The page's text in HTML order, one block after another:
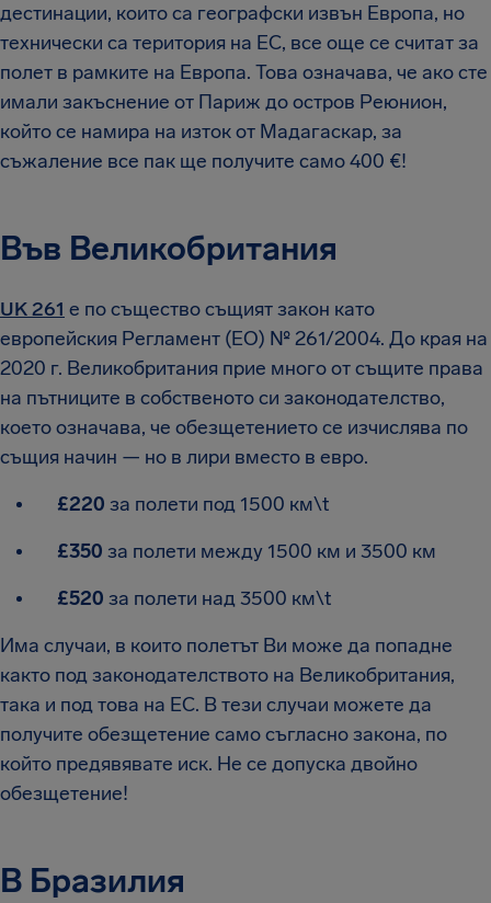
дестинации, които са географски извън Европа, но
технически са територия на ЕС, все още се считат за
полет в рамките на Европа. Това означава, че ако сте
имали закъснение от Париж до остров Реюнион,
който се намира на изток от Мадагаскар, за
съжаление все пак ще получите само 400 €!
Във Великобритания
UK 261 е по същество същият закон като
европейския Регламент (ЕО) № 261/2004. До края на
2020 г. Великобритания прие много от същите права
на пътниците в собственото си законодателство,
което означава, че обезщетението се изчислява по
същия начин — но в лири вместо в евро.
£220 за полети под 1500 км\t
£350 за полети между 1500 км и 3500 км
£520 за полети над 3500 км\t
Има случаи, в които полетът Ви може да попадне
както под законодателството на Великобритания,
така и под това на ЕС. В тези случаи можете да
получите обезщетение само съгласно закона, по
който предявявате иск. Не се допуска двойно
обезщетение!
В Бразилия